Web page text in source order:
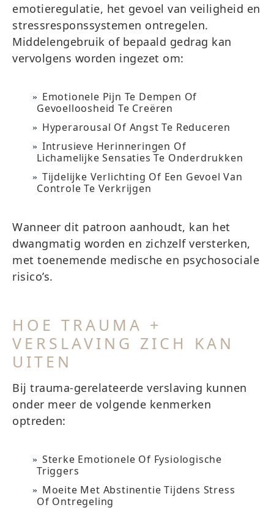
emotieregulatie, het gevoel van veiligheid en
stressresponssystemen ontregelen.
Middelengebruik of bepaald gedrag kan
vervolgens worden ingezet om:
Emotionele Pijn Te Dempen Of
Gevoelloosheid Te Creëren
Hyperarousal Of Angst Te Reduceren
Intrusieve Herinneringen Of
Lichamelijke Sensaties Te Onderdrukken
Tijdelijke Verlichting Of Een Gevoel Van
Controle Te Verkrijgen
Wanneer dit patroon aanhoudt, kan het
dwangmatig worden en zichzelf versterken,
met toenemende medische en psychosociale
risico’s.
HOE TRAUMA +
VERSLAVING ZICH KAN
UITEN
Bij trauma-gerelateerde verslaving kunnen
onder meer de volgende kenmerken
optreden:
Sterke Emotionele Of Fysiologische
Triggers
Moeite Met Abstinentie Tijdens Stress
Of Ontregeling